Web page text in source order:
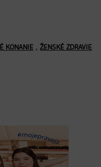
KONANIE , ŽENSKÉ ZDRAVIE